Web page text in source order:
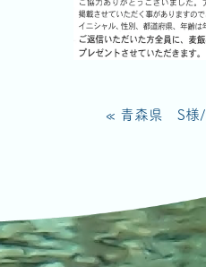
« 青森県 S様/